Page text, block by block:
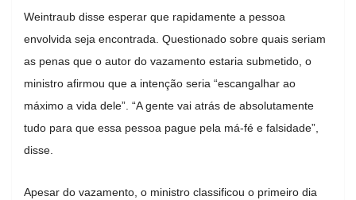
Weintraub disse esperar que rapidamente a pessoa
envolvida seja encontrada. Questionado sobre quais seriam
as penas que o autor do vazamento estaria submetido, o
ministro afirmou que a intenção seria “escangalhar ao
máximo a vida dele”. “A gente vai atrás de absolutamente
tudo para que essa pessoa pague pela má-fé e falsidade”,
disse.
Apesar do vazamento, o ministro classificou o primeiro dia